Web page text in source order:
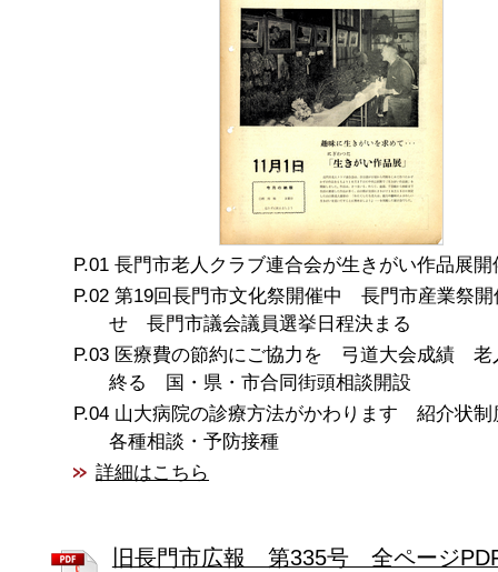
長門市老人クラブ連合会が生きがい作品展開
第19回長門市文化祭開催中 長門市産業祭開
せ 長門市議会議員選挙日程決まる
医療費の節約にご協力を 弓道大会成績 老
終る 国・県・市合同街頭相談開設
山大病院の診療方法がかわります 紹介状
各種相談・予防接種
詳細はこちら
旧長門市広報 第335号 全ページ